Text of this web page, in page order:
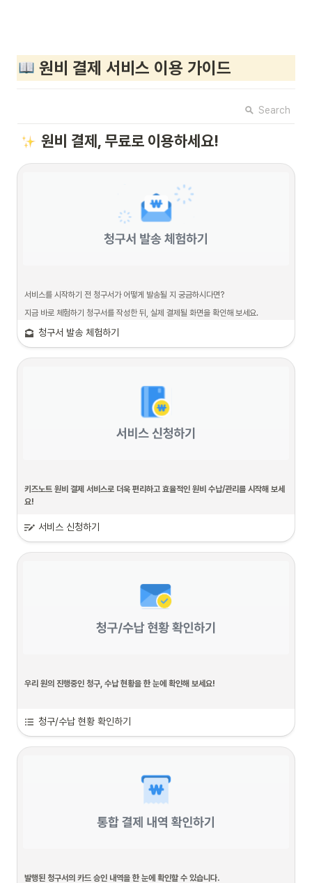
원비 결제 서비스 이용 가이드
Search
원비 결제, 무료로 이용하세요!
서비스를 시작하기 전 청구서가 어떻게 발송될 지 궁금하시다면?
지금 바로 체험하기 청구서를 작성한 뒤, 실제 결제될 화면을 확인해 보세요.
청구서 발송 체험은 로그인 없이, 누구나 체험하실 수 있습니다
실제 결제 시에는 앱카드가 설치된 ‘모바일’ 기기에서만 납부를 진행하
체험하기 청구서는 모바일, 웹에서 모두 납부 체험할 수
청구서 발송 체험하기
키즈노트 원비 결제 서비스로 더욱 편리하고 효율적인 원비 수납/관리를 시작해 보세
요!
5초 만에 키즈노트 원비 결제 서비스 무료로 신청하는 방법 알려드릴게요
원비 결제 서비스는 원을 운영하시는 원장님(관리자)계정으로만 가능합니다.
를 통해 카카오톡으로 청구서를 받고 결제까지 체
서비스 신청하기
우리 원의 진행중인 청구, 수납 현황을 한 눈에 확인해 보세요!
발송한 청구서의 만료일, 수납 상태를 확인하고 관리할 수 있습니다.
또한 청구서 발행을 취소해야 하는 경우 ‘발행 취소’ 후 학부모님께 만료 상태로 노출
할 수 있습니다.
청구/수납 현황 확인하기
발행된 청구서의 카드 승인 내역을 한 눈에 확인할 수 있습니다.